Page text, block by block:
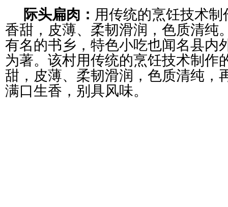
际头扁肉： 用传统的烹饪技术
香甜，皮薄、柔韧滑润，色质清纯
有名的书乡，特色小吃也闻名县内
为著。该村用传统的烹饪技术制作
甜，皮薄、柔韧滑润，色质清纯，
满口生香，别具风味。